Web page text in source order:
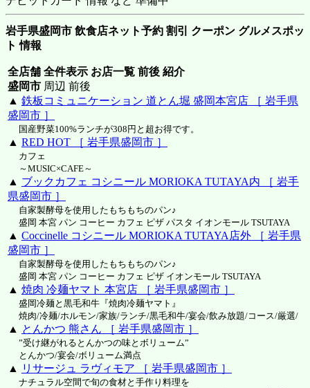
岩手県盛岡市 飲食店ネット予約 割引 クーポン グルメスポッ
ト 情報
全店舗 全件表示 お店一覧 前後 紹介
盛岡市 周辺 前後
▲ 鉄板コミュニケーション 道とん堀 盛岡本宮店 ［ 岩手県
盛岡市 ］
国産野菜100%ランチが308円と超お得です。
▲ RED HOT ［ 岩手県盛岡市 ］
カフェ
～MUSIC×CAFE～
▲ ブックカフェ コシニール MORIOKA TUTAYA内 ［ 岩手
県盛岡市 ］
自家製酵母を使用したもちもちのパン♪
盛岡 本宮 パン コーヒー カフェ ピザ パスタ イオンモール TSUTAYA
▲ Coccinelle コシニール MORIOKA TUTAYA店外 ［ 岩手県
盛岡市 ］
自家製酵母を使用したもちもちのパン♪
盛岡 本宮 パン コーヒー カフェ ピザ イオンモール TSUTAYA
▲ 焼肉 冷麺ヤマト 本宮店 ［ 岩手県盛岡市 ］
盛岡冷麺と黒毛和牛『焼肉冷麺ヤマト』
焼肉/冷麺/ホルモン/家族/ランチ/黒毛和牛/宴会/飲み放題/コース/厳選/
▲ とんかつ 熊さん ［ 岩手県盛岡市 ］
”受け継がれるとんかつの味とボリューム”
とんかつ/宴会/ボリューム満点
▲ リサージュ ラヴィモア ［ 岩手県盛岡市 ］
ナチュラル空間で旬の食材と手作り料理を